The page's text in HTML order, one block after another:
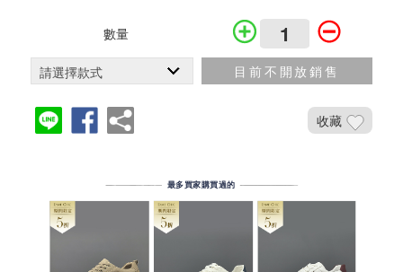
數量
目前不開放銷售
收藏